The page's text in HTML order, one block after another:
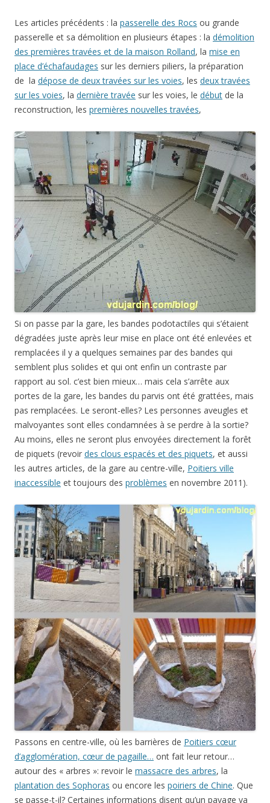
Les articles précédents : la passerelle des Rocs ou grande
passerelle et sa démolition en plusieurs étapes : la démolition
des premières travées et de la maison Rolland, la mise en
place d’échafaudages sur les derniers piliers, la préparation
de la dépose de deux travées sur les voies, les deux travées
sur les voies, la dernière travée sur les voies, le début de la
reconstruction, les premières nouvelles travées,
Si on passe par la gare, les bandes podotactiles qui s’étaient
dégradées juste après leur mise en place ont été enlevées et
remplacées il y a quelques semaines par des bandes qui
semblent plus solides et qui ont enfin un contraste par
rapport au sol. c’est bien mieux… mais cela s’arrête aux
portes de la gare, les bandes du parvis ont été grattées, mais
pas remplacées. Le seront-elles? Les personnes aveugles et
malvoyantes sont elles condamnées à se perdre à la sortie?
Au moins, elles ne seront plus envoyées directement la forêt
de piquets (revoir des clous espacés et des piquets, et aussi
les autres articles, de la gare au centre-ville, Poitiers ville
inaccessible et toujours des problèmes en novembre 2011).
Passons en centre-ville, où les barrières de Poitiers cœur
d’agglomération, cœur de pagaille… ont fait leur retour…
autour des « arbres »: revoir le massacre des arbres, la
plantation des Sophoras ou encore les poiriers de Chine. Que
se passe-t-il? Certaines informations disent qu’un pavage va